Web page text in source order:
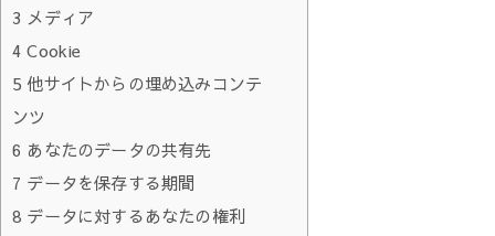
3 メディア
4 Cookie
5 他サイトからの埋め込みコンテ
ンツ
6 あなたのデータの共有先
7 データを保存する期間
8 データに対するあなたの権利